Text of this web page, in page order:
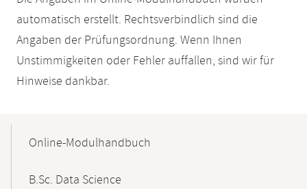
automatisch erstellt. Rechtsverbindlich sind die
Angaben der Prüfungsordnung. Wenn Ihnen
Unstimmigkeiten oder Fehler auffallen, sind wir für
Hinweise dankbar.
NavigationOnline-Modulhandbuch
B.Sc. Data Science